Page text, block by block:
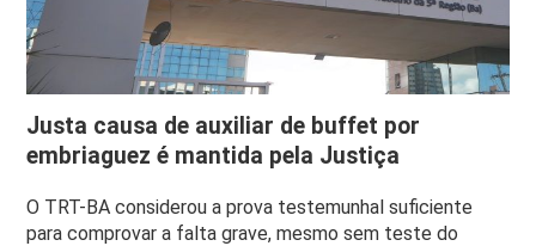
Justa causa de auxiliar de buffet por
embriaguez é mantida pela Justiça
O TRT-BA considerou a prova testemunhal suficiente
para comprovar a falta grave, mesmo sem teste do